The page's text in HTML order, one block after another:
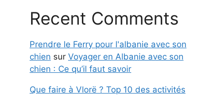
Recent Comments
Prendre le Ferry pour l'albanie avec son
chien sur Voyager en Albanie avec son
chien : Ce qu’il faut savoir
Que faire à Vlorë ? Top 10 des activités